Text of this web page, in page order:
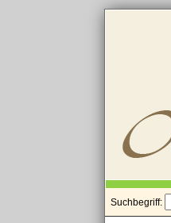
Suchbegriff: